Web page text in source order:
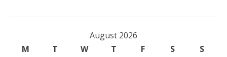
August 2026
M
T W T F S
S